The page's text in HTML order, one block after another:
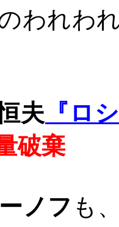
われわ
夫 『ロ
破棄
ノフ も